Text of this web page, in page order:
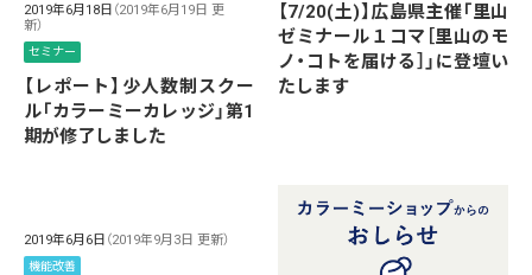
2019年6月18日 （2019年6月19日 更
新）
セミナー
【レポート】少人数制スクー
ル「カラーミーカレッジ」第1
期が修了しました
【7/20(土)】広島県主催「里山
ゼミナール１コマ［里山のモ
ノ・コトを届ける］」に登壇い
たします
2019年6月6日 （2019年9月3日 更新）
機能改善